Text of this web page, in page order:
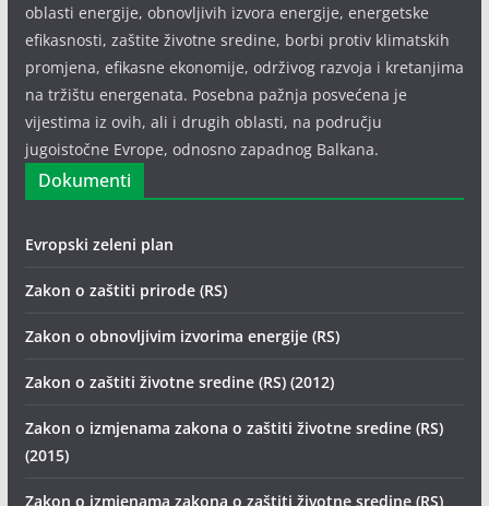
oblasti energije, obnovljivih izvora energije, energetske
efikasnosti, zaštite životne sredine, borbi protiv klimatskih
promjena, efikasne ekonomije, održivog razvoja i kretanjima
na tržištu energenata. Posebna pažnja posvećena je
vijestima iz ovih, ali i drugih oblasti, na području
jugoistočne Evrope, odnosno zapadnog Balkana.
Dokumenti
Evropski zeleni plan
Zakon o zaštiti prirode (RS)
Zakon o obnovljivim izvorima energije (RS)
Zakon o zaštiti životne sredine (RS) (2012)
Zakon o izmjenama zakona o zaštiti životne sredine (RS)
(2015)
Zakon o izmjenama zakona o zaštiti životne sredine (RS)